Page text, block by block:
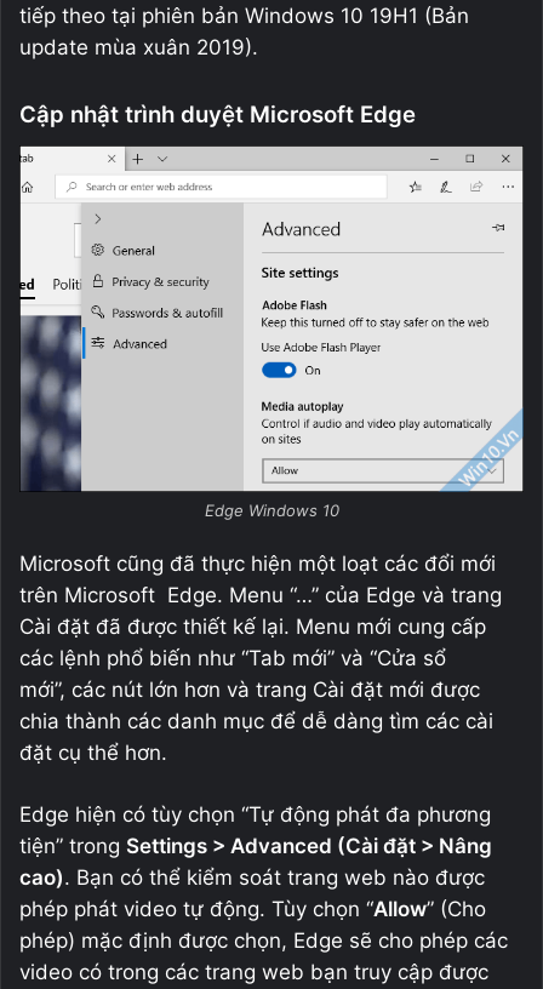
tiếp theo tại phiên bản Windows 10 19H1 (Bản
update mùa xuân 2019).
Cập nhật trình duyệt Microsoft Edge
Edge Windows 10
Microsoft cũng đã thực hiện một loạt các đổi mới
trên Microsoft Edge. Menu “…” của Edge và trang
Cài đặt đã được thiết kế lại. Menu mới cung cấp
các lệnh phổ biến như “Tab mới” và “Cửa sổ
mới”, các nút lớn hơn và trang Cài đặt mới được
chia thành các danh mục để dễ dàng tìm các cài
đặt cụ thể hơn.
Edge hiện có tùy chọn “Tự động phát đa phương
tiện” trong Settings > Advanced (Cài đặt > Nâng
cao). Bạn có thể kiểm soát trang web nào được
phép phát video tự động. Tùy chọn “Allow” (Cho
phép) mặc định được chọn, Edge sẽ cho phép các
video có trong các trang web bạn truy cập được